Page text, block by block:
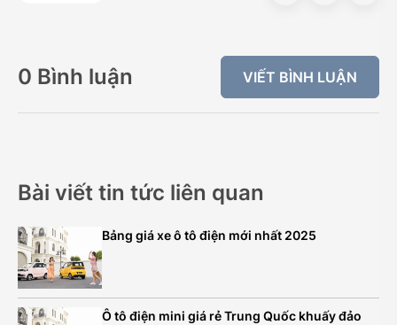
0 Bình luận VIẾT BÌNH LUẬN
Bài viết tin tức liên quan
Bảng giá xe ô tô điện mới nhất 2025
Ô tô điện mini giá rẻ Trung Quốc khuấy đảo